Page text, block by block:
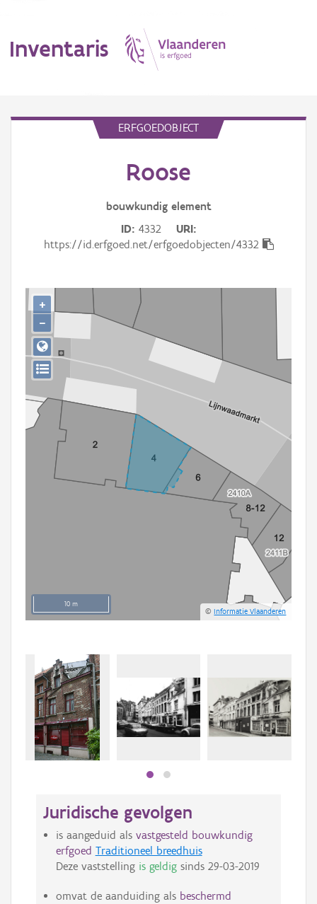
Inventaris
Gebeurtenis
Persoon of collectief
Downloads
Aanmelden
ERFGOEDOBJECT
Roose
bouwkundig element
ID 4332
URI
https://id.erfgoed.net/erfgoedobjecten/4332
10 m
©Informatie Vlaanderen
+
−
Juridische gevolgen
is aangeduid als vastgesteld bouwkundig
erfgoed Traditioneel breedhuis
Deze vaststelling is geldigsinds 29-03-2019
omvat de aanduiding als beschermd